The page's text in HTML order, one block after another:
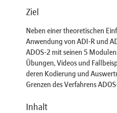
Ziel
Neben einer theoretischen
Anwendung von ADI-R und
ADOS-2 mit seinen 5
Übungen, Videos und
deren Kodierung und
Grenzen des Verfahrens
Inhalt